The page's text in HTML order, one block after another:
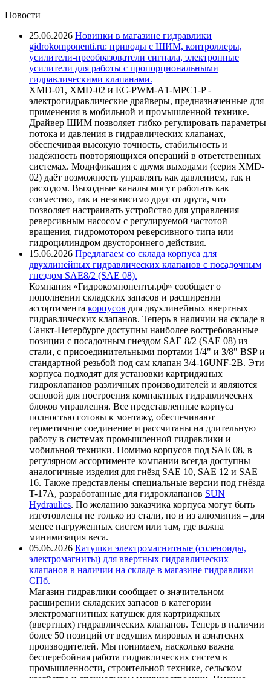
Новости
25.06.2026 Новинки в магазине гидравлики
gidrokomponenti.ru: приводы с ШИМ, контроллеры,
усилители-преобразователи сигнала, электронные
усилители для работы с пропорциональными
гидравлическими клапанами.
XMD-01, XMD-02 и EC-PWM-A1-MPC1-P -
электрогидравлические драйверы, предназначенные для
применения в мобильной и промышленной технике.
Драйвер ШИМ позволяет гибко регулировать параметры
потока и давления в гидравлических клапанах,
обеспечивая высокую точность, стабильность и
надёжность повторяющихся операций в ответственных
системах. Модификация с двумя выходами (серия XMD-
02) даёт возможность управлять как давлением, так и
расходом. Выходные каналы могут работать как
совместно, так и независимо друг от друга, что
позволяет настраивать устройство для управления
реверсивным насосом с регулируемой частотой
вращения, гидромотором реверсивного типа или
гидроцилиндром двустороннего действия.
15.06.2026 Предлагаем со склада корпуса для
двухлинейных гидравлических клапанов с посадочным
гнездом SAE8/2 (SAE 08).
Компания «Гидрокомпоненты.рф» сообщает о
пополнении складских запасов и расширении
ассортимента корпусов для двухлинейных ввертных
гидравлических клапанов. Теперь в наличии на складе в
Санкт-Петербурге доступны наиболее востребованные
позиции с посадочным гнездом SAE 8/2 (SAE 08) из
стали, с присоединительными портами 1/4" и 3/8" BSP и
стандартной резьбой под сам клапан 3/4-16UNF-2B. Эти
корпуса подходят для установки картриджных
гидроклапанов различных производителей и являются
основой для построения компактных гидравлических
блоков управления. Все представленные корпуса
полностью готовы к монтажу, обеспечивают
герметичное соединение и рассчитаны на длительную
работу в системах промышленной гидравлики и
мобильной техники. Помимо корпусов под SAE 08, в
регулярном ассортименте компании всегда доступны
аналогичные изделия для гнёзд SAE 10, SAE 12 и SAE
16. Также представлены специальные версии под гнёзда
T-17A, разработанные для гидроклапанов SUN
Hydraulics. По желанию заказчика корпуса могут быть
изготовлены не только из стали, но и из алюминия – для
менее нагруженных систем или там, где важна
минимизация веса.
05.06.2026 Катушки электромагнитные (соленоиды,
электромагниты) для ввертных гидравлических
клапанов в наличии на складе в магазине гидравлики
СПб.
Магазин гидравлики сообщает о значительном
расширении складских запасов в категории
электромагнитных катушек для картриджных
(ввертных) гидравлических клапанов. Теперь в наличии
более 50 позиций от ведущих мировых и азиатских
производителей. Мы понимаем, насколько важна
бесперебойная работа гидравлических систем в
промышленности, строительной технике, сельском